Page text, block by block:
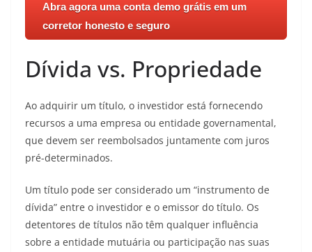
Abra agora uma conta demo grátis em um
corretor honesto e seguro
Dívida vs. Propriedade
Ao adquirir um título, o investidor está fornecendo
recursos a uma empresa ou entidade governamental,
que devem ser reembolsados juntamente com juros
pré-determinados.
Um título pode ser considerado um “instrumento de
dívida” entre o investidor e o emissor do título. Os
detentores de títulos não têm qualquer influência
sobre a entidade mutuária ou participação nas suas